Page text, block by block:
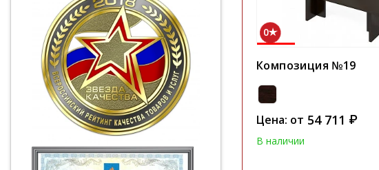
0
Композиция №19
Цена: от 54 711 ₽
В наличии